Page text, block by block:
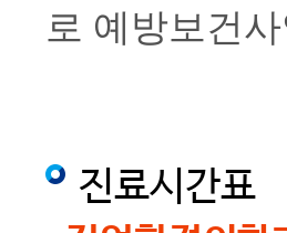
로 예방보건
진료시간표